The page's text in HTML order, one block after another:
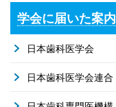
学会に届いた案内
日本歯科医学会
日本歯科医学会連合